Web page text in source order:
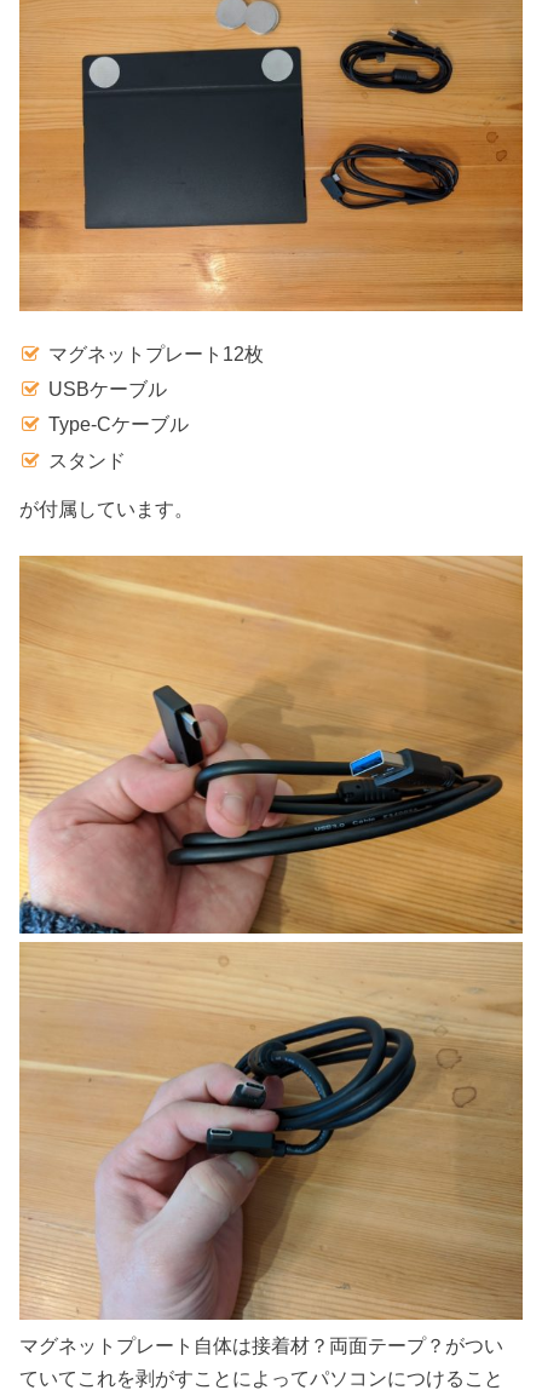
マグネットプレート12枚
USBケーブル
Type-Cケーブル
スタンド
が付属しています。
マグネットプレート自体は接着材？両面テープ？がつい
ていてこれを剥がすことによってパソコンにつけること